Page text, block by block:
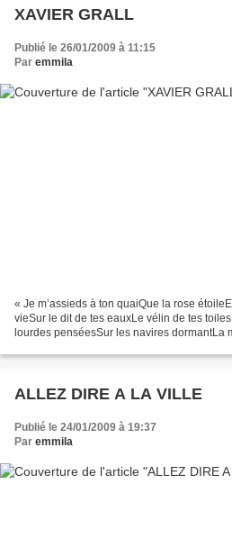
XAVIER GRALL
Publié le 26/01/2009 à 11:15
Par emmila
« Je m’assieds à ton quaiQue la rose
vieSur le dit de tes eauxLe vélin de tes
lourdes penséesSur les navires dormantLa
ALLEZ DIRE A LA VILLE
Publié le 24/01/2009 à 19:37
Par emmila